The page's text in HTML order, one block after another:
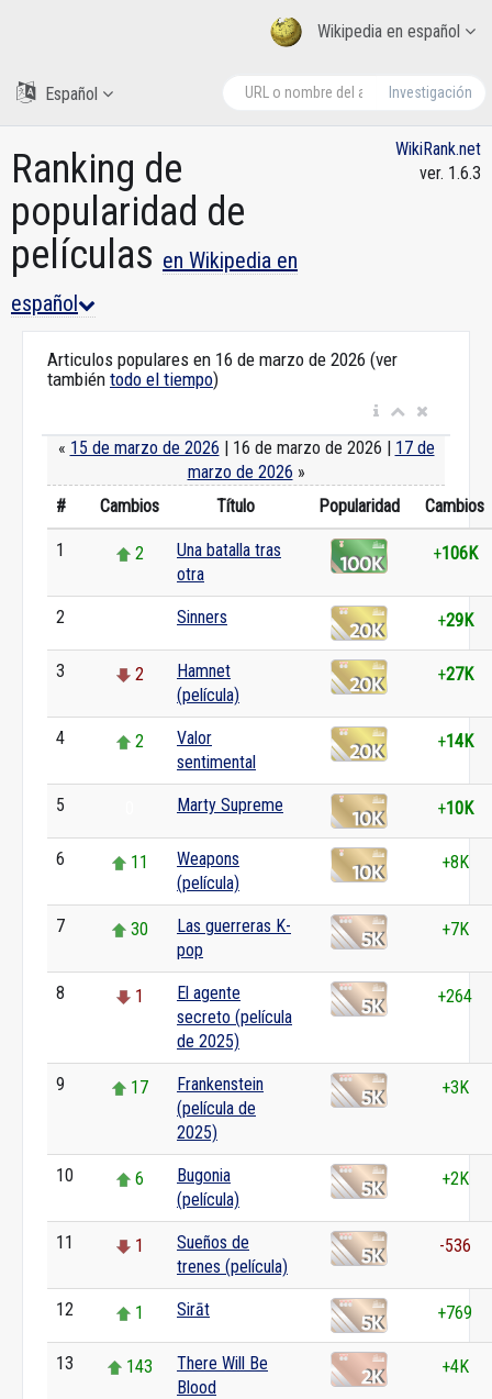
Wikipedia en español
Investigación
Español
Ranking de
popularidad de
películas en Wikipedia en
español
WikiRank.net
ver. 1.6.3
Articulos populares en 16 de marzo de 2026 (ver
también todo el tiempo)
« 15 de marzo de 2026 | 16 de marzo de 2026 | 17 de
marzo de 2026 »
#
Cambios Título Popularidad Cambios
1 2
Una batalla tras
otra
+106K
2 Sinners +29K
3 2
Hamnet
(película)
+27K
4 2
Valor
sentimental
+14K
5 Marty Supreme +10K
6 11
Weapons
(película)
+8K
7 30
Las guerreras K-
pop
+7K
8 1
El agente
secreto (película
de 2025)
+264
9 17
Frankenstein
(película de
2025)
+3K
10 6
Bugonia
(película)
+2K
11 1
Sueños de
trenes (película)
-536
12 1 Sirāt +769
13 143
There Will Be
Blood
+4K